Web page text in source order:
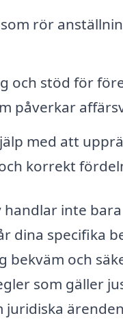
rör
och stöd för
påverkar
med att
korrekt
inte
dina specifika
bekväm och
som gäller